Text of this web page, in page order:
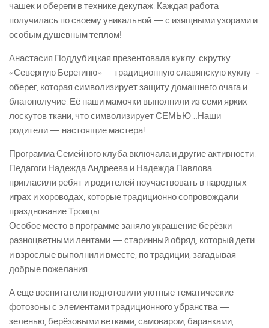
чашек и обереги в технике декупаж. Каждая работа
получилась по своему уникальной — с изящными узорами и
особым душевным теплом!
Анастасия Поддубицкая презентовала куклу ­ скрутку
«Северную Берегиню» —традиционную славянскую куклу-­
оберег, которая символизирует защиту домашнего очага и
благополучие. Её наши мамочки выполнили из семи ярких
лоскутов ткани, что символизирует СЕМЬЮ…Наши
родители — настоящие мастера!
Программа Семейного клуба включала и другие активности.
Педагоги Надежда Андреева и Надежда Павлова
пригласили ребят и родителей поучаствовать в народных
играх и хороводах, которые традиционно сопровождали
празднование Троицы.
Особое место в программе заняло украшение берёзки
разноцветными лентами — старинный обряд, который дети
и взрослые выполнили вместе, по традиции, загадывая
добрые пожелания.
А еще воспитатели подготовили уютные тематические
фотозоны с элементами традиционного убранства —
зеленью, берёзовыми ветками, самоваром, баранками,